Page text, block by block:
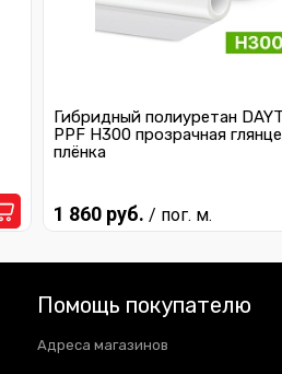
Гибридный полиуретан
PPF H300 прозрачная
плёнка
1 860 руб. / пог. м.
Помощь покупателю
Адреса магазинов